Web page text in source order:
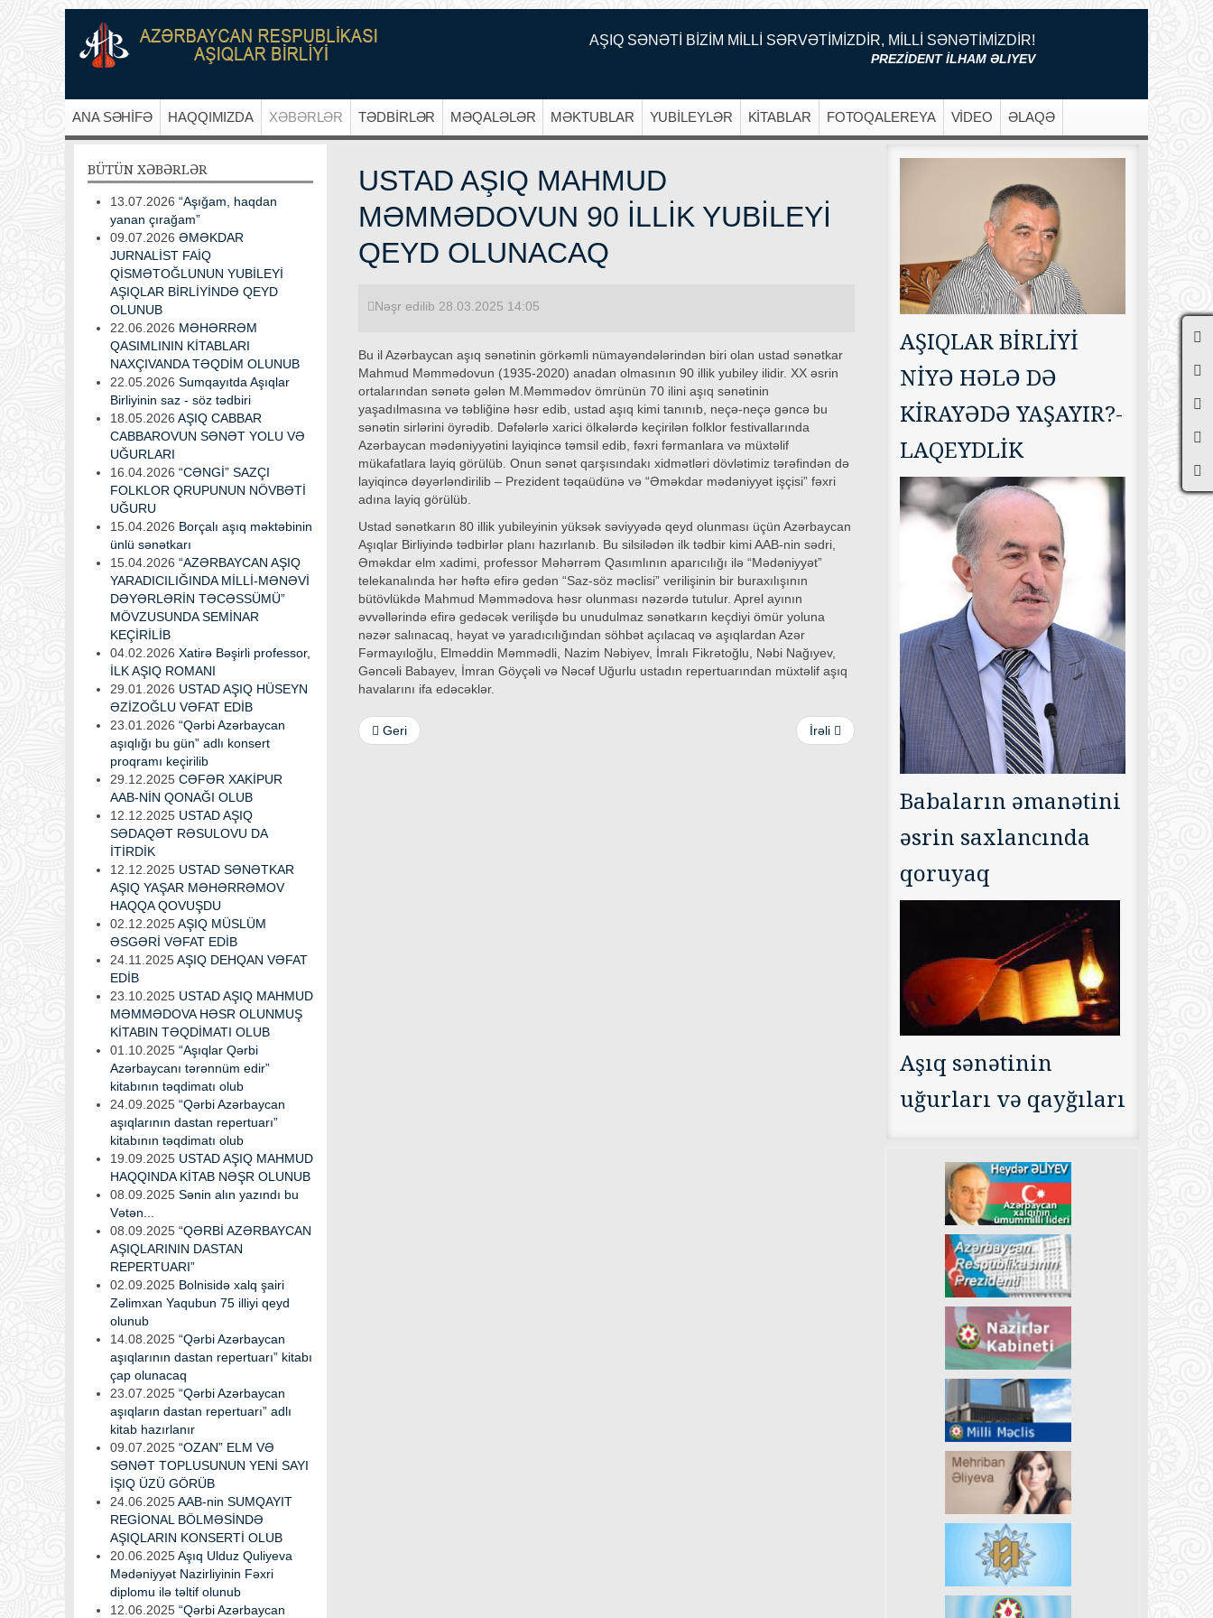
AŞIQ SƏNƏTİ BİZİM MİLLİ SƏRVƏTİMİZDİR, MİLLİ SƏNƏTİMİZDİR!
PREZİDENT İLHAM ƏLIYEV
ANA SƏHİFƏ HAQQIMIZDA XƏBƏRLƏR TƏDBİRLƏR MƏQALƏLƏR MƏKTUBLAR YUBİLEYLƏR KİTABLAR FOTOQALEREYA VİDEO ƏLAQƏ
USTAD AŞIQ MAHMUD
MƏMMƏDOVUN 90 İLLİK YUBİLEYİ
QEYD OLUNACAQ
Nəşr edilib 28.03.2025 14:05
Bu il Azərbaycan aşıq sənətinin görkəmli nümayəndələrindən biri olan ustad sənətkar
Mahmud Məmmədovun (1935-2020) anadan olmasının 90 illik yubiley ilidir. XX əsrin
ortalarından sənətə gələn M.Məmmədov ömrünün 70 ilini aşıq sənətinin
yaşadılmasına və təbliğinə həsr edib, ustad aşıq kimi tanınıb, neçə-neçə gəncə bu
sənətin sirlərini öyrədib. Dəfələrlə xarici ölkələrdə keçirilən folklor festivallarında
Azərbaycan mədəniyyətini layiqincə təmsil edib, fəxri fərmanlara və müxtəlif
mükafatlara layiq görülüb. Onun sənət qarşısındakı xidmətləri dövlətimiz tərəfindən də
layiqincə dəyərləndirilib – Prezident təqaüdünə və “Əməkdar mədəniyyət işçisi” fəxri
adına layiq görülüb.
Ustad sənətkarın 80 illik yubileyinin yüksək səviyyədə qeyd olunması üçün Azərbaycan
Aşıqlar Birliyində tədbirlər planı hazırlanıb. Bu silsilədən ilk tədbir kimi AAB-nin sədri,
Əməkdar elm xadimi, professor Məhərrəm Qasımlının aparıcılığı ilə “Mədəniyyət”
telekanalında hər həftə efirə gedən “Saz-söz məclisi” verilişinin bir buraxılışının
bütövlükdə Mahmud Məmmədova həsr olunması nəzərdə tutulur. Aprel ayının
əvvəllərində efirə gedəcək verilişdə bu unudulmaz sənətkarın keçdiyi ömür yoluna
nəzər salınacaq, həyat və yaradıcılığından söhbət açılacaq və aşıqlardan Azər
Fərmayıloğlu, Elməddin Məmmədli, Nazim Nəbiyev, İmralı Fikrətoğlu, Nəbi Nağıyev,
Gəncəli Babayev, İmran Göyçəli və Nəcəf Uğurlu ustadın repertuarından müxtəlif aşıq
havalarını ifa edəcəklər.
Geri İrəli
BÜTÜN XƏBƏRLƏR
13.07.2026 “Aşığam, haqdan
yanan çırağam”
09.07.2026 ƏMƏKDAR
JURNALİST FAİQ
QİSMƏTOĞLUNUN YUBİLEYİ
AŞIQLAR BİRLİYİNDƏ QEYD
OLUNUB
22.06.2026 MƏHƏRRƏM
QASIMLININ KİTABLARI
NAXÇIVANDA TƏQDİM OLUNUB
22.05.2026 Sumqayıtda Aşıqlar
Birliyinin saz - söz tədbiri
18.05.2026 AŞIQ CABBAR
CABBAROVUN SƏNƏT YOLU VƏ
UĞURLARI
16.04.2026 “CƏNGİ” SAZÇI
FOLKLOR QRUPUNUN NÖVBƏTİ
UĞURU
15.04.2026 Borçalı aşıq məktəbinin
ünlü sənətkarı
15.04.2026 “AZƏRBAYCAN AŞIQ
YARADICILIĞINDA MİLLİ-MƏNƏVİ
DƏYƏRLƏRİN TƏCƏSSÜMÜ”
MÖVZUSUNDA SEMİNAR
KEÇİRİLİB
04.02.2026 Xatirə Bəşirli professor,
İLK AŞIQ ROMANI
29.01.2026 USTAD AŞIQ HÜSEYN
ƏZİZOĞLU VƏFAT EDİB
23.01.2026 “Qərbi Azərbaycan
aşıqlığı bu gün” adlı konsert
proqramı keçirilib
29.12.2025 CƏFƏR XAKİPUR
AAB-NİN QONAĞI OLUB
12.12.2025 USTAD AŞIQ
SƏDAQƏT RƏSULOVU DA
İTİRDİK
12.12.2025 USTAD SƏNƏTKAR
AŞIQ YAŞAR MƏHƏRRƏMOV
HAQQA QOVUŞDU
02.12.2025AŞIQ MÜSLÜM
ƏSGƏRİ VƏFAT EDİB
24.11.2025AŞIQ DEHQAN VƏFAT
EDİB
23.10.2025 USTAD AŞIQ MAHMUD
MƏMMƏDOVA HƏSR OLUNMUŞ
KİTABIN TƏQDİMATI OLUB
01.10.2025 “Aşıqlar Qərbi
Azərbaycanı tərənnüm edir”
kitabının təqdimatı olub
24.09.2025 “Qərbi Azərbaycan
aşıqlarının dastan repertuarı”
kitabının təqdimatı olub
19.09.2025 USTAD AŞIQ MAHMUD
HAQQINDA KİTAB NƏŞR OLUNUB
08.09.2025 Sənin alın yazındı bu
Vətən...
08.09.2025 “QƏRBİ AZƏRBAYCAN
AŞIQLARININ DASTAN
REPERTUARI”
02.09.2025 Bolnisidə xalq şairi
Zəlimxan Yaqubun 75 illiyi qeyd
olunub
14.08.2025 “Qərbi Azərbaycan
aşıqlarının dastan repertuarı” kitabı
çap olunacaq
23.07.2025 “Qərbi Azərbaycan
aşıqların dastan repertuarı” adlı
kitab hazırlanır
09.07.2025 “OZAN” ELM VƏ
SƏNƏT TOPLUSUNUN YENİ SAYI
İŞIQ ÜZÜ GÖRÜB
24.06.2025AAB-nin SUMQAYIT
REGİONAL BÖLMƏSİNDƏ
AŞIQLARIN KONSERTİ OLUB
20.06.2025Aşıq Ulduz Quliyeva
Mədəniyyət Nazirliyinin Fəxri
diplomu ilə təltif olunub
12.06.2025 “Qərbi Azərbaycan
AŞIQLAR BİRLİYİ
NİYƏ HƏLƏ DƏ
KİRAYƏDƏ YAŞAYIR?-
LAQEYDLİK
Babaların əmanətini
əsrin saxlancında
qoruyaq
Aşıq sənətinin
uğurları və qayğıları